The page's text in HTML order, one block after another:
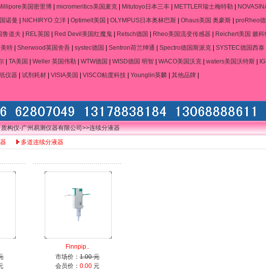
美国密里博| micromeritics美国麦克| Mitutoyo日本三丰| METTLER瑞士梅特勒
诺曼 NICHIRYO 立洋 Optimelt美国 OLYMPUS日本奥林巴斯 Ohaus美国 奥豪斯 proRheo
鲁道夫 REL英国 Red Devil美国红魔鬼 Retsch德国 Rheo美国流变传感器 Reichert美国 籁科
特| Sherwood英国舍吾| systec德国 Sentron荷兰绅通 Spectro德国斯派克| SYSTEC德国西泰|
TA美国 Weller 英国伟勒 WTW德国 WISD德国 明智 WACO美国沃克 waters美国沃特斯
仪器 试剂耗材 VISIA美国 VISCO粘度科技 Younglin英麟 其他品牌
构仪-广州易测仪器有限公司>>连续分液器
多道连续分液器
Finnpip..
市场价： 1.00 元
会员价： 0.00 元